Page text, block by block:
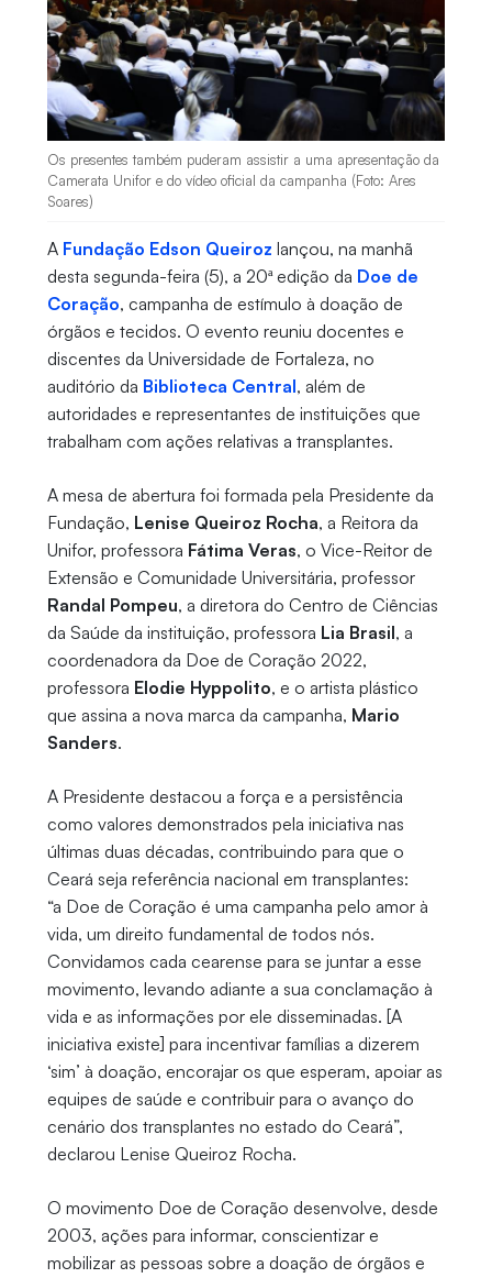
Os presentes também puderam assistir a uma apresentação da
Camerata Unifor e do vídeo oficial da campanha (Foto: Ares
Soares)
A Fundação Edson Queiroz lançou, na manhã
desta segunda-feira (5), a 20ª edição da Doe de
Coração, campanha de estímulo à doação de
órgãos e tecidos. O evento reuniu docentes e
discentes da Universidade de Fortaleza, no
auditório da Biblioteca Central, além de
autoridades e representantes de instituições que
trabalham com ações relativas a transplantes.
A mesa de abertura foi formada pela Presidente da
Fundação, Lenise Queiroz Rocha, a Reitora da
Unifor, professora Fátima Veras, o Vice-Reitor de
Extensão e Comunidade Universitária, professor
Randal Pompeu, a diretora do Centro de Ciências
da Saúde da instituição, professora Lia Brasil, a
coordenadora da Doe de Coração 2022,
professora Elodie Hyppolito, e o artista plástico
que assina a nova marca da campanha, Mario
Sanders.
A Presidente destacou a força e a persistência
como valores demonstrados pela iniciativa nas
últimas duas décadas, contribuindo para que o
Ceará seja referência nacional em transplantes:
“a Doe de Coração é uma campanha pelo amor à
vida, um direito fundamental de todos nós.
Convidamos cada cearense para se juntar a esse
movimento, levando adiante a sua conclamação à
vida e as informações por ele disseminadas. [A
iniciativa existe] para incentivar famílias a dizerem
‘sim’ à doação, encorajar os que esperam, apoiar as
equipes de saúde e contribuir para o avanço do
cenário dos transplantes no estado do Ceará”,
declarou Lenise Queiroz Rocha.
O movimento Doe de Coração desenvolve, desde
2003, ações para informar, conscientizar e
mobilizar as pessoas sobre a doação de órgãos e